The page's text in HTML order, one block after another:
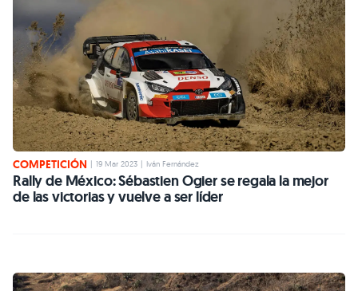
COMPETICIÓN 19 Mar 2023 Iván Fernández
Rally de México: Sébastien Ogier se regala la mejor
de las victorias y vuelve a ser líder